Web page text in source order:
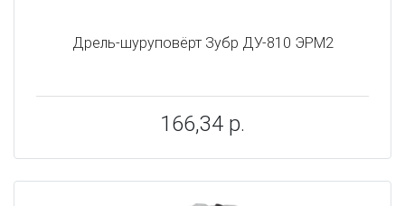
Дрель-шуруповёрт Зубр ДУ-810 ЭРМ2
166,34 р.